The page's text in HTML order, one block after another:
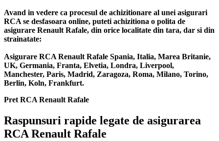
Avand in vedere ca procesul de achizitionare al unei asigurari
RCA se desfasoara online, puteti achizitiona o polita de
asigurare Renault Rafale, din orice localitate din tara, dar si din
strainatate:
Asigurare RCA Renault Rafale Spania, Italia, Marea Britanie,
UK, Germania, Franta, Elvetia, Londra, Liverpool,
Manchester, Paris, Madrid, Zaragoza, Roma, Milano, Torino,
Berlin, Koln, Frankfurt.
Pret RCA Renault Rafale
Raspunsuri rapide legate de asigurarea
RCA Renault Rafale